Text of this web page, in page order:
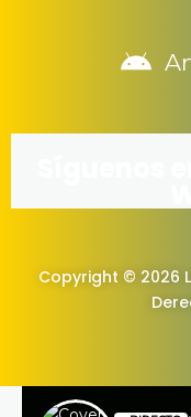
Copyright © 2026